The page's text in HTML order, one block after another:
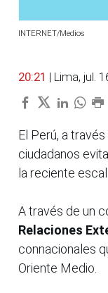
INTERNET/Medios
20:21 | Lima, jul.
El Perú, a
ciudadanos
la reciente
A través de un
Relaciones
connacionales
Oriente Medio.